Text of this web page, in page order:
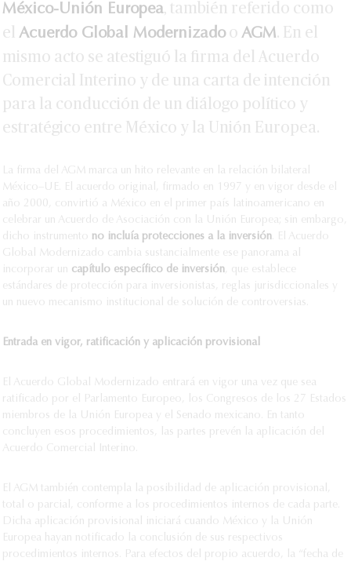
México-Unión Europea, también referido como
el Acuerdo Global Modernizadoo AGM. En el
mismo acto se atestiguó la firma del Acuerdo
Comercial Interino y de una carta de intención
para la conducción de un diálogo político y
estratégico entre México y la Unión Europea.
La firma del AGM marca un hito relevante en la relación bilateral
México–UE. El acuerdo original, firmado en 1997 y en vigor desde el
año 2000, convirtió a México en el primer país latinoamericano en
celebrar un Acuerdo de Asociación con la Unión Europea; sin embargo,
dicho instrumento no incluía protecciones a la inversión . El Acuerdo
Global Modernizado cambia sustancialmente ese panorama al
incorporar un capítulo específico de inversión , que establece
estándares de protección para inversionistas, reglas jurisdiccionales y
un nuevo mecanismo institucional de solución de controversias.
Entrada en vigor, ratificación y aplicación provisional
El Acuerdo Global Modernizado entrará en vigor una vez que sea
ratificado por el Parlamento Europeo, los Congresos de los 27 Estados
miembros de la Unión Europea y el Senado mexicano. En tanto
concluyen esos procedimientos, las partes prevén la aplicación del
Acuerdo Comercial Interino.
El AGM también contempla la posibilidad de aplicación provisional,
total o parcial, conforme a los procedimientos internos de cada parte.
Dicha aplicación provisional iniciará cuando México y la Unión
Europea hayan notificado la conclusión de sus respectivos
procedimientos internos. Para efectos del propio acuerdo, la “fecha de